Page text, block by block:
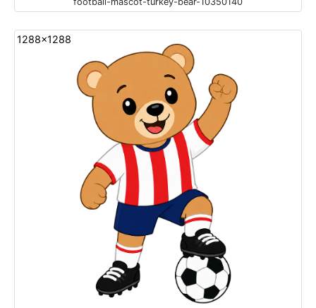
1288x1288